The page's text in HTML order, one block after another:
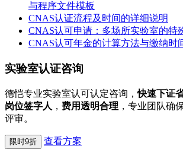
与程序文件模板
CNAS认证流程及时间的详细说明
CNAS认可申请：多场所实验室的特
CNAS认可年金的计算方法与缴纳时
实验室认证咨询
德恺专业实验室认可认定咨询，快速下证
岗位签字人 ， 费用透明合理 ，专业团队确
评审。
限时9折 查看方案